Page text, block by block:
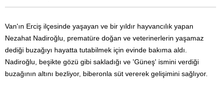
Van'ın Erciş ilçesinde yaşayan ve bir yıldır hayvancılık yapan
Nezahat Nadiroğlu, prematüre doğan ve veterinerlerin yaşamaz
dediği buzağıyı hayatta tutabilmek için evinde bakıma aldı.
Nadiroğlu, beşikte gözü gibi sakladığı ve 'Güneş' ismini verdiği
buzağının altını bezliyor, biberonla süt vererek gelişimini sağlıyor.